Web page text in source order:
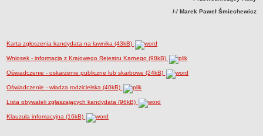
Imienne wykazy głosowań radnych
Akty Prawne, Dzienniki Ustaw, Monitory Polskie
Prawo miejscowe
Zarządzenia
/-/ Marek Paweł Śmiechewicz
Karta zgłoszenia kandydata na ławnika (43kB)
Wniosek - informacja z Krajowego Rejestru Karnego (98kB)
Oświadczenie - oskarżenie publiczne lub skarbowe (24kB)
Oświadczenie - władza rodzicielska (40kB)
Lista obywateli zgłaszających kandydata (96kB)
Klauzula infomacyjna (16kB)